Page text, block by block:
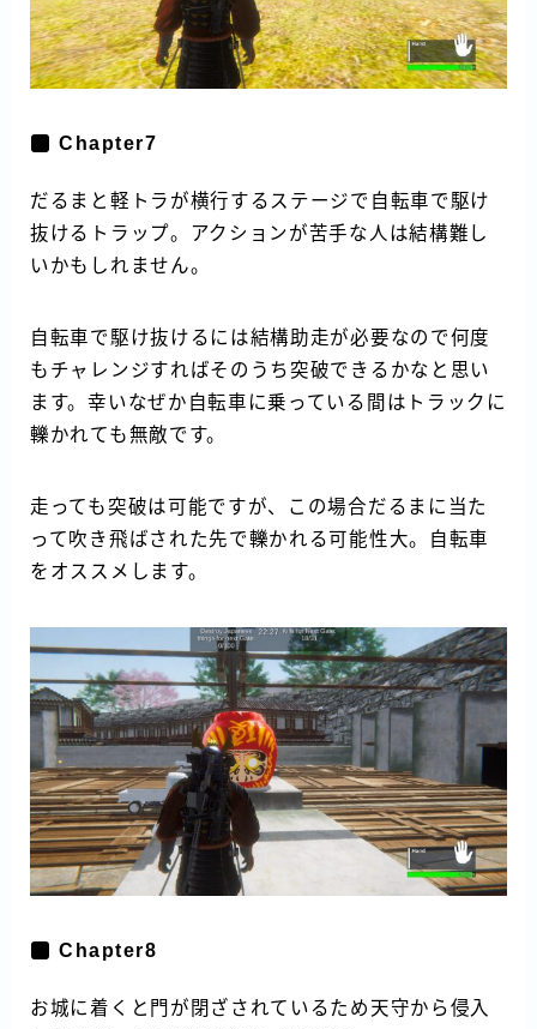
Chapter7
だるまと軽トラが横行するステージで自転車で駆け
抜けるトラップ。アクションが苦手な人は結構難し
いかもしれません。
自転車で駆け抜けるには結構助走が必要なので何度
もチャレンジすればそのうち突破できるかなと思い
ます。幸いなぜか自転車に乗っている間はトラックに
轢かれても無敵です。
走っても突破は可能ですが、この場合だるまに当た
って吹き飛ばされた先で轢かれる可能性大。自転車
をオススメします。
Chapter8
お城に着くと門が閉ざされているため天守から侵入